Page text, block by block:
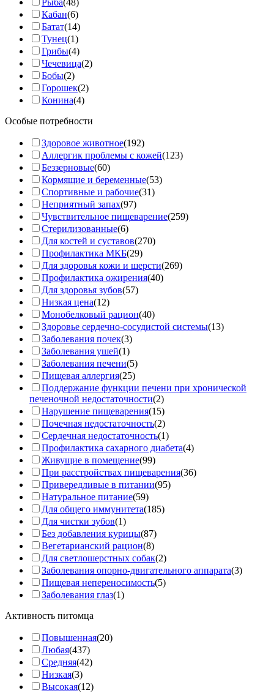
Рыба(48)
Кабан(6)
Батат(14)
Тунец(1)
Грибы(4)
Чечевица(2)
Бобы(2)
Горошек(2)
Конина(4)
Особые потребности
Здоровое животное(192)
Аллергик проблемы с кожей(123)
Беззерновые(60)
Кормящие и беременные(53)
Спортивные и рабочие(31)
Неприятный запах(97)
Чувствительное пищеварение(259)
Стерилизованные(6)
Для костей и суставов(270)
Профилактика МКБ(29)
Для здоровья кожи и шерсти(269)
Профилактика ожирения(40)
Для здоровья зубов(57)
Низкая цена(12)
Монобелковый рацион(40)
Здоровье сердечно-сосудистой системы(13)
Заболевания почек(3)
Заболевания ушей(1)
Заболевания печени(5)
Пищевая аллергия(25)
Поддержание функции печени при хронической
печеночной недостаточности(2)
Нарушение пищеварения(15)
Почечная недостаточность(2)
Сердечная недостаточность(1)
Профилактика сахарного диабета(4)
Живущие в помещение(99)
При расстройствах пищеварения(36)
Привередливые в питании(95)
Натуральное питание(59)
Для общего иммунитета(185)
Для чистки зубов(1)
Без добавления курицы(87)
Вегетарианский рацион(8)
Для светлошерстных собак(2)
Заболевания опорно-двигательного аппарата(3)
Пищевая непереносимость(5)
Заболевания глаз(1)
Активность питомца
Повышенная(20)
Любая(437)
Средняя(42)
Низкая(3)
Высокая(12)